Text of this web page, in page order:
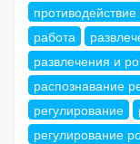
работа
развлечения и
распознавание
регулирование
регулирование